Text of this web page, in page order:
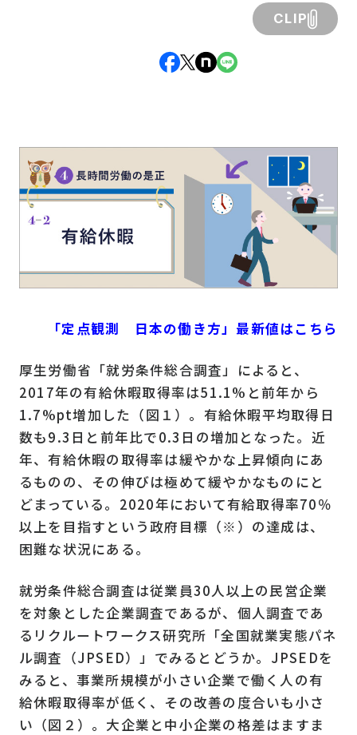
CLIP
「定点観測 日本の働き方」最新値はこちら
厚生労働省「就労条件総合調査」によると、
2017年の有給休暇取得率は51.1%と前年から
1.7%pt増加した（図１）。有給休暇平均取得日
数も9.3日と前年比で0.3日の増加となった。近
年、有給休暇の取得率は緩やかな上昇傾向にあ
るものの、その伸びは極めて緩やかなものにと
どまっている。2020年において有給取得率70％
以上を目指すという政府目標（※）の達成は、
困難な状況にある。
就労条件総合調査は従業員30人以上の民営企業
を対象とした企業調査であるが、個人調査であ
るリクルートワークス研究所「全国就業実態パネ
ル調査（JPSED）」でみるとどうか。JPSEDを
みると、事業所規模が小さい企業で働く人の有
給休暇取得率が低く、その改善の度合いも小さ
い（図２）。大企業と中小企業の格差はますま